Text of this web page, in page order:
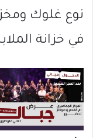
نوع غلوك
في خزانة